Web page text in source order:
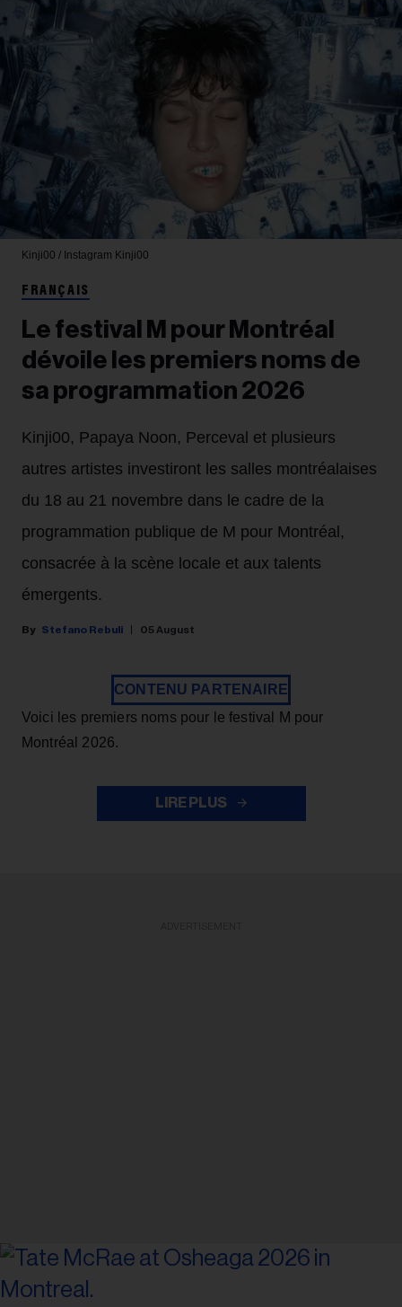
Kinji00 / Instagram Kinji00
FRANÇAIS
Le festival M pour Montréal
dévoile les premiers noms de
sa programmation 2026
Kinji00, Papaya Noon, Perceval et plusieurs
autres artistes investiront les salles montréalaises
du 18 au 21 novembre dans le cadre de la
programmation publique de M pour Montréal,
consacrée à la scène locale et aux talents
émergents.
Stefano Rebuli 05 August
CONTENU PARTENAIRE
Voici les premiers noms pour le festival M pour
Montréal 2026.
LIRE PLUS